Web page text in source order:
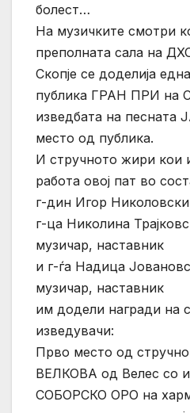
болест…
На музичките смотри
преполната сала на
Скопје се доделија
публика ГРАН ПРИ на
изведбата на
место од публика.
И стручното жири кои
работа овој пат во
г-дин Игор
г-ца Николина
музичар, наставник
и г-ѓа Надица
музичар, наставник
им додели награди на
изведувачи:
Прво место од
ВЕЛКОВА од Велес со
СОБОРСКО ОРО на